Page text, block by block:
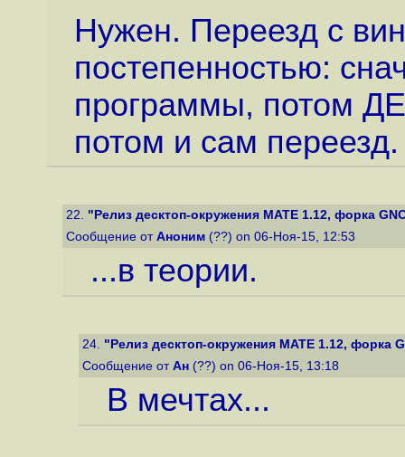
Нужен. Переезд с
постепенностью:
программы, потом
потом и сам переезд.
22. "Релиз десктоп-окружения MATE 1.12, форка
Сообщение от Аноним (??) on 06-Ноя-15, 12:53
...в теории.
24. "Релиз десктоп-окружения MATE 1.12, форка
Сообщение от Ан (??) on 06-Ноя-15, 13:18
В мечтах...